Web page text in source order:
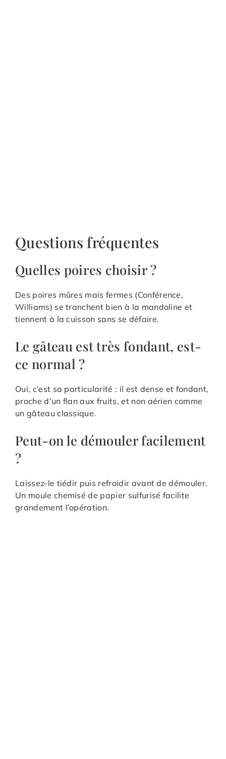
Questions fréquentes
Quelles poires choisir ?
Des poires mûres mais fermes (Conférence,
Williams) se tranchent bien à la mandoline et
tiennent à la cuisson sans se défaire.
Le gâteau est très fondant, est-
ce normal ?
Oui, c’est sa particularité : il est dense et fondant,
proche d’un flan aux fruits, et non aérien comme
un gâteau classique.
Peut-on le démouler facilement
?
Laissez-le tiédir puis refroidir avant de démouler.
Un moule chemisé de papier sulfurisé facilite
grandement l’opération.